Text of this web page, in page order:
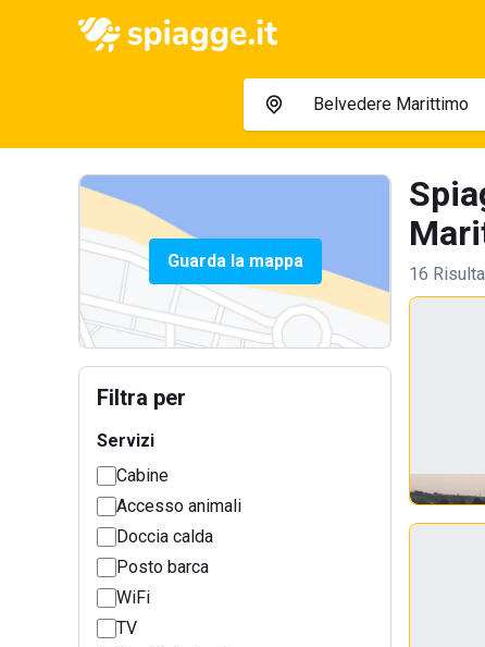
Guarda la mappa
Filtra per
Servizi
Cabine
Accesso animali
Doccia calda
Posto barca
WiFi
TV
16